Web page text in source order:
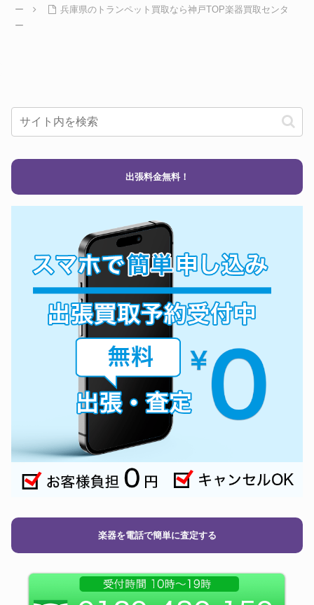
ー
兵庫県のトランペット買取なら神戸TOP楽器買取センタ
ー
出張料金無料！
楽器を電話で簡単に査定する